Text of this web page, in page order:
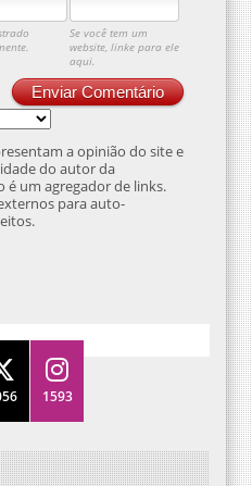
Se você tem um
website, linke para ele
aqui.
Enviar Comentário
a opinião do site e
do autor da
é um agregador de links.
para auto-
1593